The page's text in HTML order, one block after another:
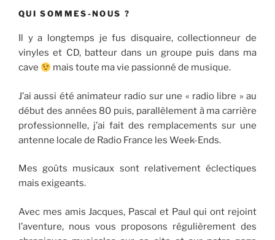
QUI SOMMES-NOUS ?
Il y a longtemps je fus disquaire, collectionneur de
vinyles et CD, batteur dans un groupe puis dans ma
cave
mais toute ma vie passionné de musique.
J’ai aussi été animateur radio sur une « radio libre » au
début des années 80 puis, parallèlement à ma carrière
professionnelle, j’ai fait des remplacements sur une
antenne locale de Radio France les Week-Ends.
Mes goûts musicaux sont relativement éclectiques
mais exigeants.
Avec mes amis Jacques, Pascal et Paul qui ont rejoint
l’aventure, nous vous proposons régulièrement des